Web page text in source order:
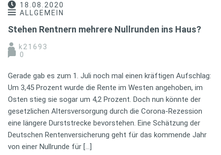
18.08.2020
ALLGEMEIN
Stehen Rentnern mehrere Nullrunden ins Haus?
k21693
0
Gerade gab es zum 1. Juli noch mal einen kräftigen Aufschlag:
Um 3,45 Prozent wurde die Rente im Westen angehoben, im
Osten stieg sie sogar um 4,2 Prozent. Doch nun könnte der
gesetzlichen Altersversorgung durch die Corona-Rezession
eine längere Durststrecke bevorstehen. Eine Schätzung der
Deutschen Rentenversicherung geht für das kommende Jahr
von einer Nullrunde für […]